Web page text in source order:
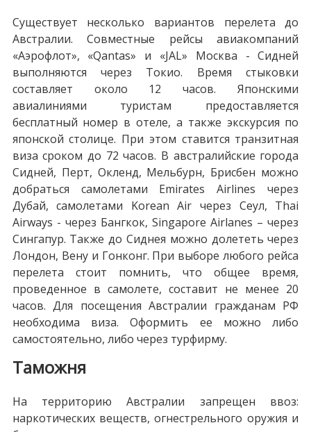
Существует несколько вариантов перелета до
Австралии. Совместные рейсы авиакомпаний
«Аэрофлот», «Qantas» и «JAL» Москва - Сидней
выполняются через Токио. Время стыковки
составляет около 12 часов. Японскими
авиалиниями туристам предоставляется
бесплатный номер в отеле, а также экскурсия по
японской столице. При этом ставится транзитная
виза сроком до 72 часов. В австралийские города
Сидней, Перт, Окленд, Мельбурн, Брисбен можно
добраться самолетами Emirates Airlines через
Дубай, самолетами Korean Air через Сеул, Thai
Airways - через Бангкок, Singapore Airlanes – через
Сингапур. Также до Сиднея можно долететь через
Лондон, Вену и Гонконг. При выборе любого рейса
перелета стоит помнить, что общее время,
проведенное в самолете, составит не менее 20
часов. Для посещения Австралии гражданам РФ
необходима виза. Оформить ее можно либо
самостоятельно, либо через турфирму.
Таможня
На территорию Австралии запрещен ввоз:
наркотических веществ, огнестрельного оружия и